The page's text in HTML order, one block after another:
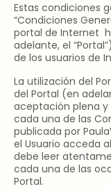
Estas condiciones
“Condiciones
portal de Internet
adelante, el
de los usuarios de
La utilización del
del Portal (en
aceptación plena y
cada una de las
publicada por
el Usuario acceda
debe leer
cada una de las
Portal.